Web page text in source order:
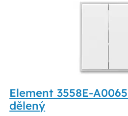
Element 3558E-
dělený